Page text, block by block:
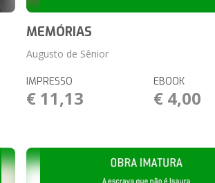
MEMÓRIAS
Augusto de Sênior
IMPRESSO
€ 11,13
EBOOK
€ 4,00